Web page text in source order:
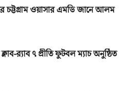
চট্টগ্রাম ওয়াসার এমডি জানে আলম
ক্লাব-র‌্যাব ৭ প্রীতি ফুটবল ম্যাচ অনুষ্ঠিত